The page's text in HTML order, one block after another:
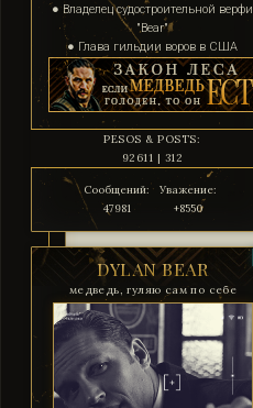
● Владелец судостроительной верфи
"Bear"
● Глава гильдии воров в США
PESOS & POSTS:
92611 | 312
Сообщений:
47981
Уважение:
+8550
DYLAN BEAR
медведь, гуляю сам по себе